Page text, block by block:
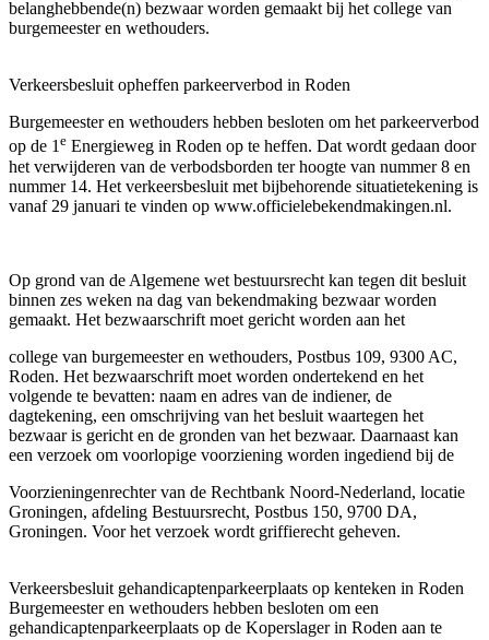
belanghebbende(n) bezwaar worden gemaakt bij het college van
burgemeester en wethouders.
Verkeersbesluit opheffen parkeerverbod in Roden
Burgemeester en wethouders hebben besloten om het parkeerverbod
op de 1e Energieweg in Roden op te heffen. Dat wordt gedaan door
het verwijderen van de verbodsborden ter hoogte van nummer 8 en
nummer 14. Het verkeersbesluit met bijbehorende situatietekening is
vanaf 29 januari te vinden op www.officielebekendmakingen.nl.
Op grond van de Algemene wet bestuursrecht kan tegen dit besluit
binnen zes weken na dag van bekendmaking bezwaar worden
gemaakt. Het bezwaarschrift moet gericht worden aan het
college van burgemeester en wethouders, Postbus 109, 9300 AC,
Roden. Het bezwaarschrift moet worden ondertekend en het
volgende te bevatten: naam en adres van de indiener, de
dagtekening, een omschrijving van het besluit waartegen het
bezwaar is gericht en de gronden van het bezwaar. Daarnaast kan
een verzoek om voorlopige voorziening worden ingediend bij de
Voorzieningenrechter van de Rechtbank Noord-Nederland, locatie
Groningen, afdeling Bestuursrecht, Postbus 150, 9700 DA,
Groningen. Voor het verzoek wordt griffierecht geheven.
Verkeersbesluit gehandicaptenparkeerplaats op kenteken in Roden
Burgemeester en wethouders hebben besloten om een
gehandicaptenparkeerplaats op de Koperslager in Roden aan te